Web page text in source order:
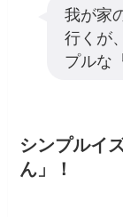
我が家
行くが
プルな
シンプルイ
ん」！